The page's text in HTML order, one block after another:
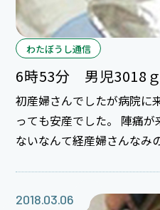
わたぼうし通信
6時53分 男児3018
初産婦さんでしたが病院に
っても安産でした。 陣痛
ないなんて経産婦さんなみの進行
た。 担当した助産師とご近所なんてスゴイ偶然です
2018.03.06